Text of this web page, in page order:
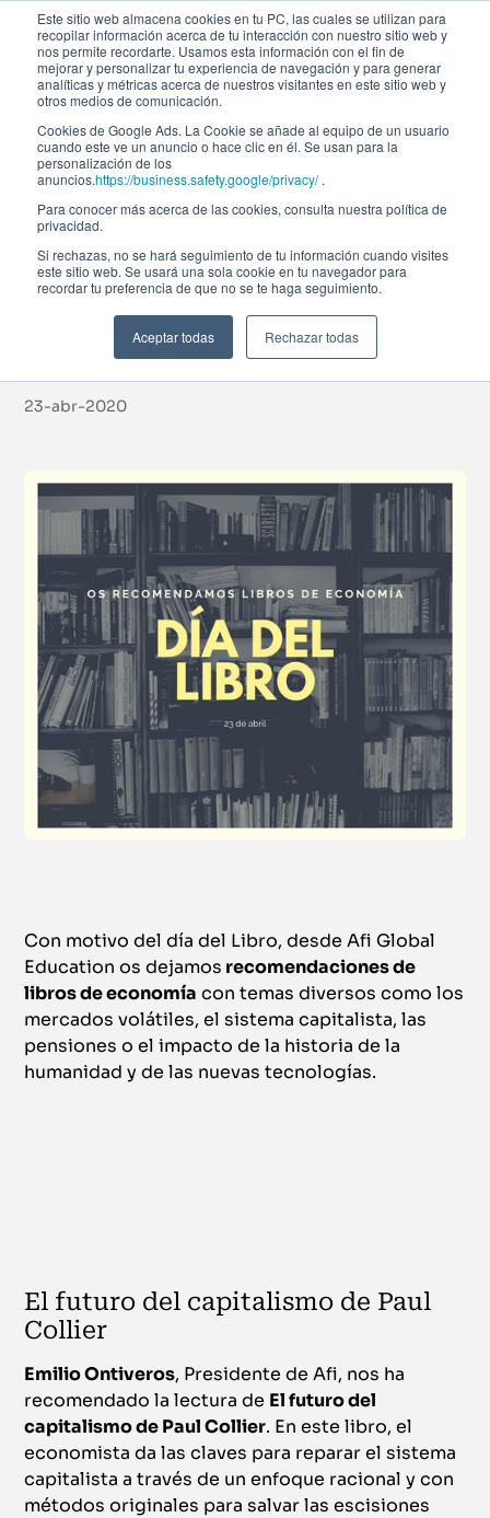
Este sitio web almacena cookies en tu PC, las cuales se utilizan para
recopilar información acerca de tu interacción con nuestro sitio web y
nos permite recordarte. Usamos esta información con el fin de
mejorar y personalizar tu experiencia de navegación y para generar
analíticas y métricas acerca de nuestros visitantes en este sitio web y
otros medios de comunicación.
Cookies de Google Ads. La Cookie se añade al equipo de un usuario
cuando este ve un anuncio o hace clic en él. Se usan para la
personalización de los
anuncios.https://business.safety.google/privacy/.
Para conocer más acerca de las cookies, consulta nuestra política de
privacidad.
Si rechazas, no se hará seguimiento de tu información cuando visites
este sitio web. Se usará una sola cookie en tu navegador para
recordar tu preferencia de que no se te haga seguimiento.
Aceptar todas Rechazar todas
Noticias
Recomendación de
libros económicos Afi
Global Education
23-abr-2020
Con motivo del día del Libro, desde Afi Global
Education os dejamos recomendaciones de
libros de economía con temas diversos como los
mercados volátiles, el sistema capitalista, las
pensiones o el impacto de la historia de la
humanidad y de las nuevas tecnologías.
El futuro del capitalismo de Paul
Collier
Emilio Ontiveros, Presidente de Afi, nos ha
recomendado la lectura de El futuro del
capitalismo de Paul Collier. En este libro, el
economista da las claves para reparar el sistema
capitalista a través de un enfoque racional y con
métodos originales para salvar las escisiones